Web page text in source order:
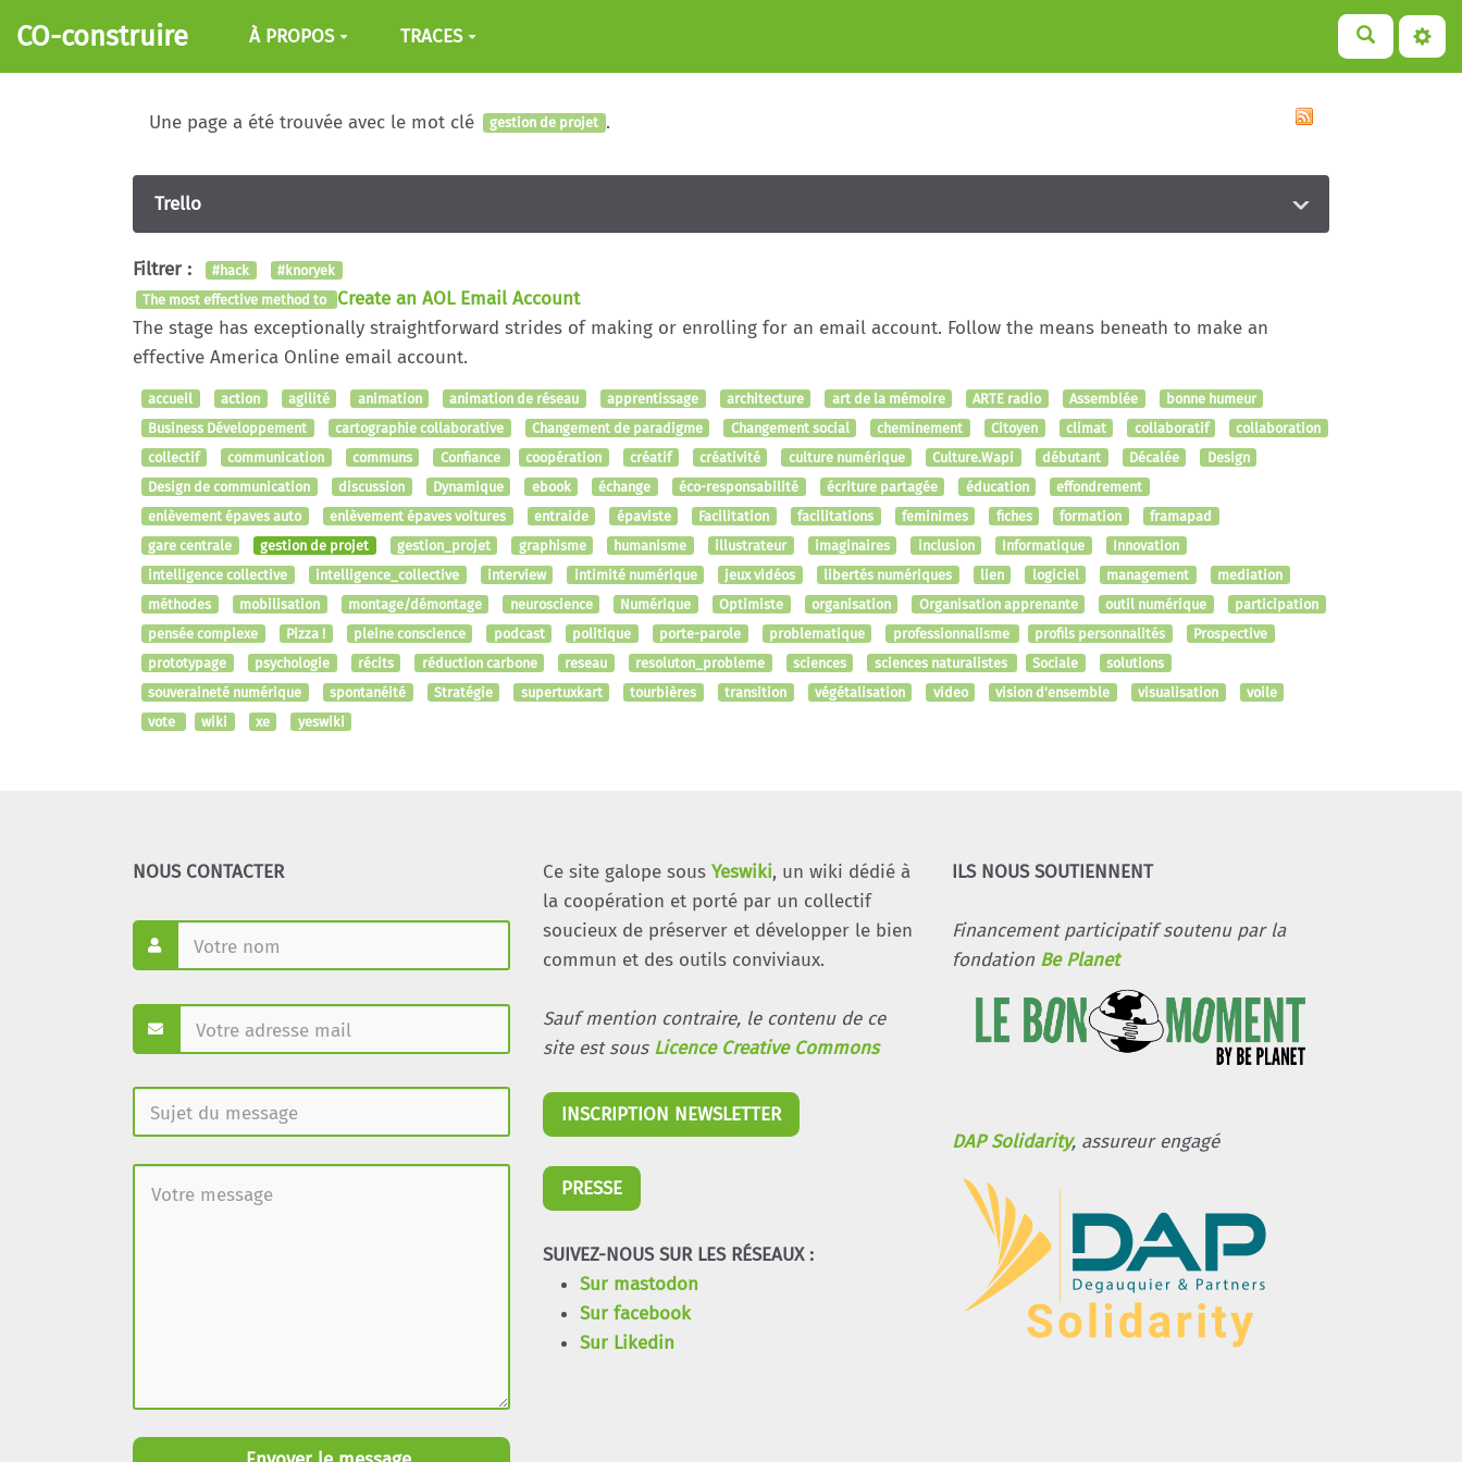
Aller au contenu principal
CO-construire À PROPOS TRACES
Une page a été trouvée avec le mot clé gestion de projet .
Trello
Filtrer : #hack
#knoryek
The most effective method to Create an AOL Email Account
The stage has exceptionally straightforward strides of making or enrolling for an email account. Follow the means beneath to make an
effective America Online email account.
accueil action agilité animation animation de réseau apprentissage architecture art de la mémoire ARTE radio Assemblée
bonne humeur
Business Développement
cartographie collaborative Changement de paradigme Changement social cheminement Citoyen climat collaboratif
collaboration
collectif
communication communs Confiance coopération créatif créativité culture numérique Culture.Wapi débutant Décalée
Design
Design de communication
discussion Dynamique ebook échange éco-responsabilité écriture partagée éducation
effondrement
enlèvement épaves auto
enlèvement épaves voitures entraide épaviste Facilitation facilitations feminimes fiches formation
framapad
gare centrale
gestion de projet gestion_projet graphisme humanisme illustrateur imaginaires inclusion Informatique
Innovation
intelligence collective
intelligence_collective interview intimité numérique jeux vidéos libertés numériques lien logiciel management
mediation
méthodes
mobilisation montage/démontage neuroscience Numérique Optimiste organisation Organisation apprenante outil numérique
participation
pensée complexe
Pizza ! pleine conscience podcast politique porte-parole problematique professionnalisme profils personnalités
Prospective
prototypage
psychologie récits réduction carbone reseau resoluton_probleme sciences sciences naturalistes Sociale
solutions
souveraineté numérique
spontanéité Stratégie supertuxkart tourbières transition végétalisation video vision d'ensemble visualisation
voile
vote
wiki xe yeswiki
NOUS CONTACTER Ce site galope sous Yeswiki, un wiki dédié à
la coopération et porté par un collectif
soucieux de préserver et développer le bien
commun et des outils conviviaux.
Sauf mention contraire, le contenu de ce
site est sous Licence Creative Commons
INSCRIPTION NEWSLETTER
PRESSE
SUIVEZ-NOUS SUR LES RÉSEAUX :
Sur mastodon
Sur facebook
Sur Likedin
ILS NOUS SOUTIENNENT
Financement participatif soutenu par la
fondation Be Planet
DAP Solidarity, assureur engagé